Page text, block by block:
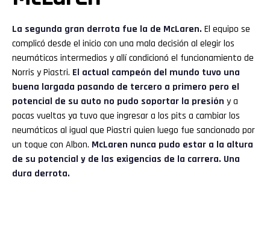
La segunda gran derrota fue la de McLaren. El equipo se
complicó desde el inicio con una mala decisión al elegir los
neumáticos intermedios y allí condicionó el funcionamiento de
Norris y Piastri. El actual campeón del mundo tuvo una
buena largada pasando de tercero a primero pero el
potencial de su auto no pudo soportar la presión y a
pocas vueltas ya tuvo que ingresar a los pits a cambiar los
neumáticos al igual que Piastri quien luego fue sancionado por
un toque con Albon. McLaren nunca pudo estar a la altura
de su potencial y de las exigencias de la carrera. Una
dura derrota.